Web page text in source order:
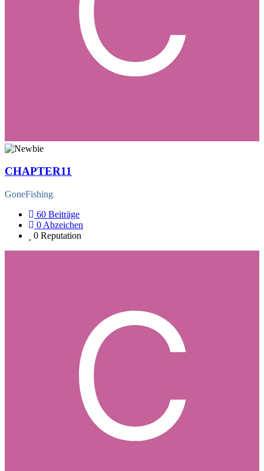
CHAPTER11
GoneFishing
60 Beiträge
0 Abzeichen
0 Reputation